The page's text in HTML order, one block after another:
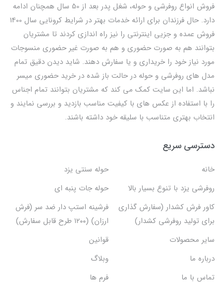
فروش انواع روفرشی و حوله، شغل پدر بعد از 50 سال همچنان ادامه
دارد. حال فرزندان برای ارائه خدمات بهتر در شرایط کرونایی سال 1400
فروش عمده و جزیی اینترنتی را نیز راه اندازی کردند تا مشتریان
بتوانند هم به صورت حضوری و هم به صورت غیر حضوری منسوجات
مورد نیاز خود را خریداری و یا سفارش دهند. شاید دیدن دقیق تمام
مدل های روفرشی و حوله در حالت باز شده در خرید حضوری میسر
نباشد. اما این سایت کمک می کند که مشتریان بتوانند تمام اجناس
را با استفاده از عکس های با کیفیت مناسب بازدید و بررسی نمایند و
انتخاب بهتری متناسب با سلیقه خود داشته باشند.
دسترسی سریع
خانه
حوله سنتی یزد
روفرشی یزد با تنوع بسیار بالا
حوله جات پنبه ای
کاور فرش کشدار (سفارش گذاری
برای تولید روفرشی کشدار)
فرشینه استپ دار ضد سر (فرش
ارزان) (۱۲۰۰ طرح قابل سفارش)
سایر محصولات
قوانین
درباره ما
وبلاگ
تماس با ما
فرم ها